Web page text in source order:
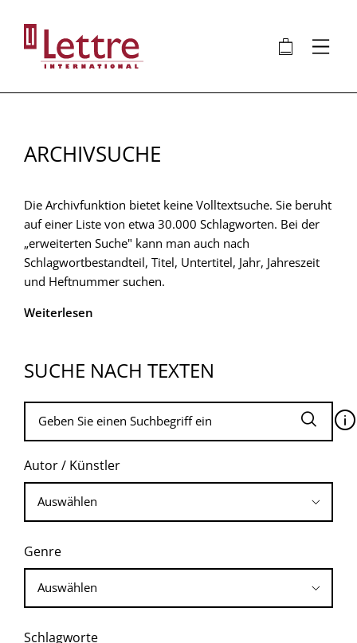
Inhalt
🛍 ⋮
ARCHIVSUCHE
Die Archivfunktion bietet keine Volltextsuche. Sie beruht
auf einer Liste von etwa 30.000 Schlagworten. Bei der
„erweiterten Suche" kann man auch nach
Schlagwortbestandteil, Titel, Untertitel, Jahr, Jahreszeit
und Heftnummer suchen.
Weiterlesen
SUCHE NACH TEXTEN
🛈
Autor / Künstler
Genre
Schlagworte